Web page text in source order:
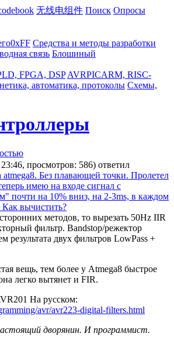
无线电组件 Поиск Опросы
0xFF Средства и методы разработки
связь Блошиный
FPGA, DSP AVRPICARM, RISC-
автоматика, протоколы Схемы,
просмотров: 586) ответил
Без плавающей точки. Пролетел
имею на входе сигнал с
почти на 10% вниз, на 2-3ms, в каждом
Как вычистить?
методов, то вырезать 50Hz IIR
фильтр. Bandstop/режектор
результата двух фильтров LowPass +
вещь, тем более у Atmega8 быстрое
легко вытянет и FIR.
На русском:
avr/avr223-digital-filters.html
дворянин. И программист.